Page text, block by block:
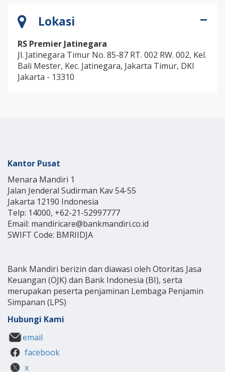
Lokasi
RS Premier Jatinegara
Jl. Jatinegara Timur No. 85-87 RT. 002 RW. 002, Kel.
Bali Mester, Kec. Jatinegara, Jakarta Timur, DKI
Jakarta - 13310
Kantor Pusat
Menara Mandiri 1
Jalan Jenderal Sudirman Kav 54-55
Jakarta 12190 Indonesia
Telp: 14000, +62-21-52997777
Email: mandiricare@bankmandiri.co.id
SWIFT Code: BMRIIDJA
Bank Mandiri berizin dan diawasi oleh Otoritas Jasa
Keuangan (OJK) dan Bank Indonesia (BI), serta
merupakan peserta penjaminan Lembaga Penjamin
Simpanan (LPS)
Hubungi Kami
email
facebook
x